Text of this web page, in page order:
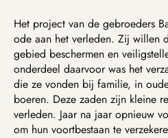
Het project van de gebroeders
ode aan het verleden. Zij willen
gebied beschermen en
onderdeel daarvoor was het
die ze vonden bij familie, in
boeren. Deze zaden zijn kleine
verleden. Jaar na jaar opnieuw
om hun voortbestaan te